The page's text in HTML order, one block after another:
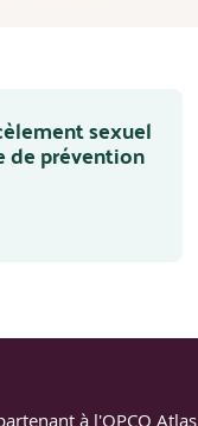
sexuel
de prévention
à l'OPCO Atlas